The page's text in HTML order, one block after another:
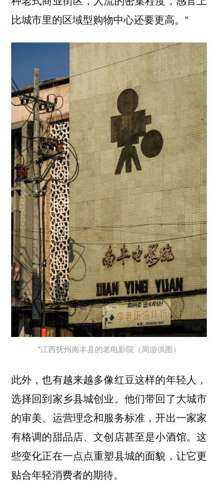
比城市里的区域型购物中心还要更高。”
*江西抚州南丰县的老电影院（周游供图）
此外，也有越来越多像红豆这样的年轻人，
选择回到家乡县城创业。他们带回了大城市
的审美、运营理念和服务标准，开出一家家
有格调的甜品店、文创店甚至是小酒馆。这
些变化正在一点点重塑县城的面貌，让它更
贴合年轻消费者的期待。